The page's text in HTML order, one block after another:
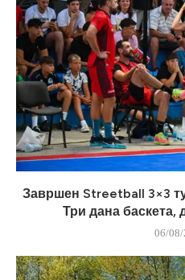
Завршен Streetball 3×3
Три дана баскета,
06/08/